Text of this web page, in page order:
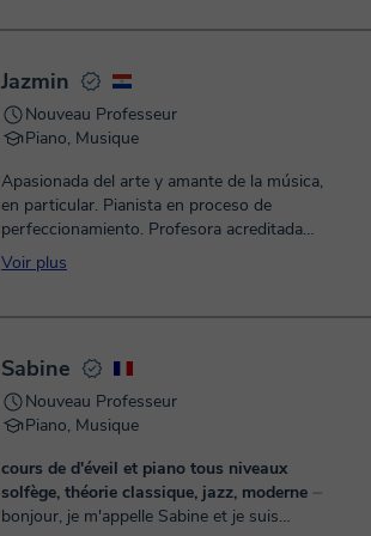
Jazmin
Nouveau Professeur
Piano, Musique
Apasionada del arte y amante de la música,
en particular. Pianista en proceso de
perfeccionamiento. Profesora acreditada
en método Suzuki. Mi tarea y compromiso
es particular y genuino con cada alumno,
diseñar juntos una manera única que nos
con metas claras, precisas y alcanzables.
La mayor satisfacción está en
mantenernos en el camino, con la misma
metodologías que motiven a seguir
estudiando/explorando. Trabajar juntos,
acompañándonos y haciendo de guía, es
Voir plus
Sabine
Nouveau Professeur
Piano, Musique
cours de d'éveil et piano tous niveaux
solfège, théorie classique, jazz, moderne ⏤
bonjour, je m'appelle Sabine et je suis